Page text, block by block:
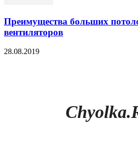
Преимущества больших
вентиляторов
28.08.2019